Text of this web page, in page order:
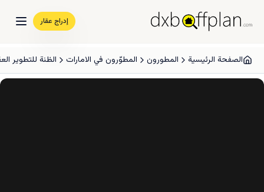
إدراج عقار
الصفحة الرئيسية المطورون المطوّرون في الامارات الظنة للتطوير